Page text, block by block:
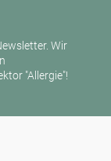
Wir
"Allergie"!